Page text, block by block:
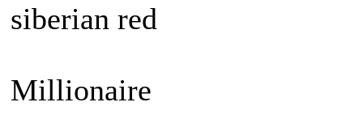
siberian red
Millionaire